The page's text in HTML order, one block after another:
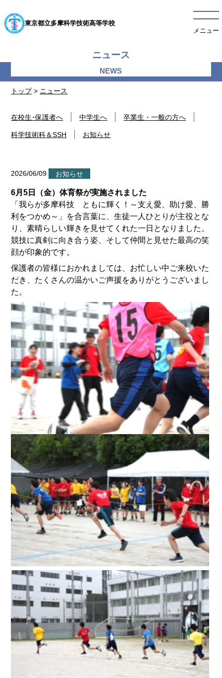
東京都立多摩科学技術高等学校
メニュー
トップ> ニュース
ニュース
在校生･保護者へ 中学生へ 卒業生・一般の方へ
科学技術科＆SSH お知らせ
2026/06/09 お知らせ
6月5日（金）体育祭が実施されました
「我らが多摩科技 ともに輝く！～支え愛、助け愛、勝
利をつかめ～」を合言葉に、生徒一人ひとりが主役とな
り、素晴らしい輝きを見せてくれた一日となりました。
競技に真剣に向き合う姿、そして仲間と見せた最高の笑
顔が印象的です。
保護者の皆様におかれましては、お忙しい中ご来校いた
だき、たくさんの温かいご声援をありがとうございまし
た。